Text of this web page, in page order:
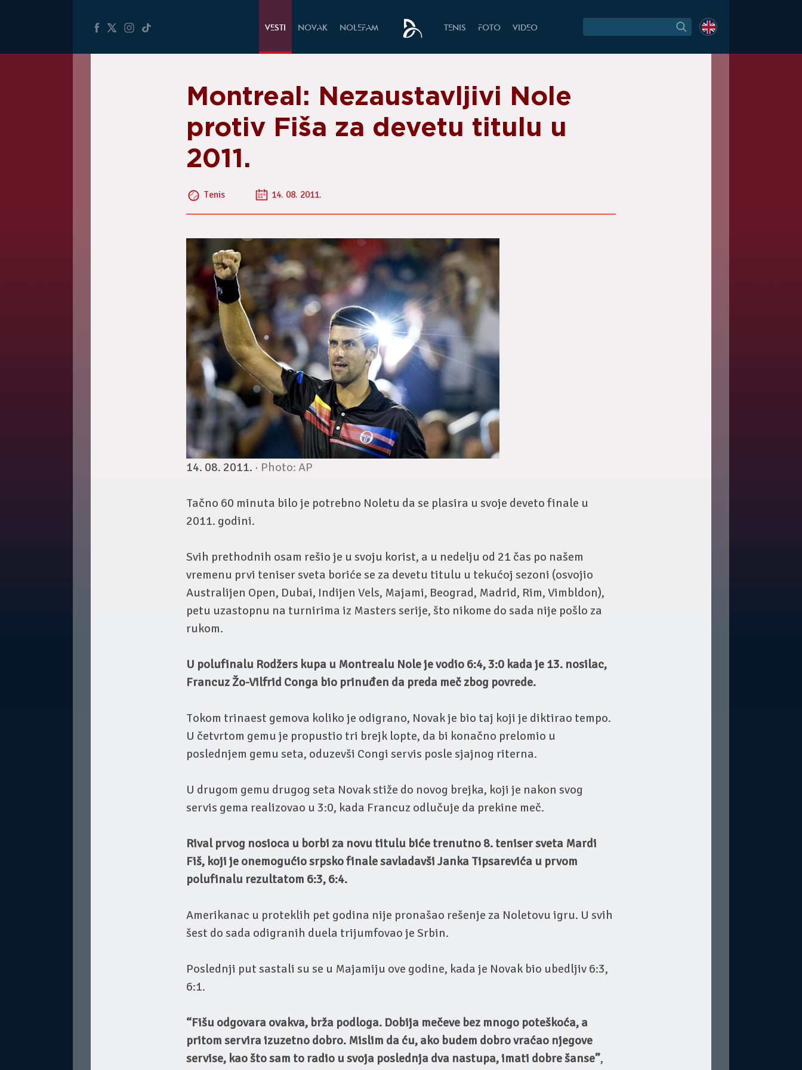
VESTI NOVAK NOLEFAM TENIS FOTO VIDEO
Montreal: Nezaustavljivi Nole
protiv Fiša za devetu titulu u
2011.
Tenis 14. 08. 2011.
14. 08. 2011. · Photo: AP
Tačno 60 minuta bilo je potrebno Noletu da se plasira u svoje deveto finale u
2011. godini.
Svih prethodnih osam rešio je u svoju korist, a u nedelju od 21 čas po našem
vremenu prvi teniser sveta boriće se za devetu titulu u tekućoj sezoni (osvojio
Australijen Open, Dubai, Indijen Vels, Majami, Beograd, Madrid, Rim, Vimbldon),
petu uzastopnu na turnirima iz Masters serije, što nikome do sada nije pošlo za
rukom.
U polufinalu Rodžers kupa u Montrealu Nole je vodio 6:4, 3:0 kada je 13. nosilac,
Francuz Žo-Vilfrid Conga bio prinuđen da preda meč zbog povrede.
Tokom trinaest gemova koliko je odigrano, Novak je bio taj koji je diktirao tempo.
U četvrtom gemu je propustio tri brejk lopte, da bi konačno prelomio u
poslednjem gemu seta, oduzevši Congi servis posle sjajnog riterna.
U drugom gemu drugog seta Novak stiže do novog brejka, koji je nakon svog
servis gema realizovao u 3:0, kada Francuz odlučuje da prekine meč.
Rival prvog nosioca u borbi za novu titulu biće trenutno 8. teniser sveta Mardi
Fiš, koji je onemogućio srpsko finale savladavši Janka Tipsarevića u prvom
polufinalu rezultatom 6:3, 6:4.
Amerikanac u proteklih pet godina nije pronašao rešenje za Noletovu igru. U svih
šest do sada odigranih duela trijumfovao je Srbin.
Poslednji put sastali su se u Majamiju ove godine, kada je Novak bio ubedljiv 6:3,
6:1.
“Fišu odgovara ovakva, brža podloga. Dobija mečeve bez mnogo poteškoća, a
pritom servira izuzetno dobro. Mislim da ću, ako budem dobro vraćao njegove
servise, kao što sam to radio u svoja poslednja dva nastupa, imati dobre šanse”,